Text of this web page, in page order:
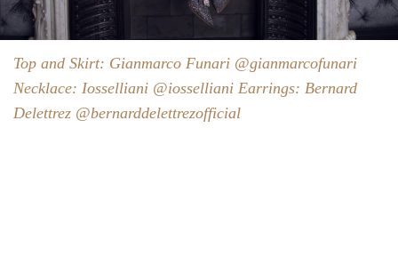
Top and Skirt: Gianmarco Funari @gianmarcofunari
Necklace: Iosselliani @iosselliani Earrings: Bernard
Delettrez @bernarddelettrezofficial